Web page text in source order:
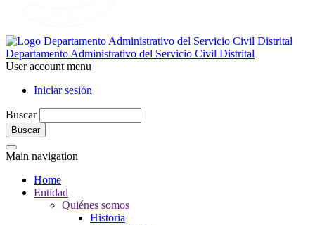
Departamento Administrativo del Servicio Civil Distrital
User account menu
Iniciar sesión
Buscar
Main navigation
Home
Entidad
Quiénes somos
Historia